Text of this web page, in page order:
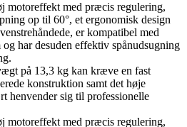
motoreffekt med præcis regulering,
op til 60°, et ergonomisk design
er kompatibel med
har desuden effektiv spånudsugning
på 13,3 kg kan kræve en fast
konstruktion samt det høje
henvender sig til professionelle
motoreffekt med præcis regulering,